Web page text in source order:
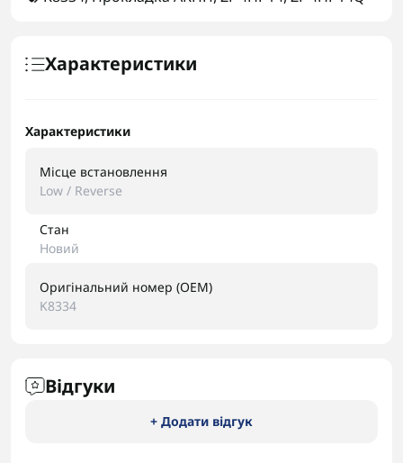
Характеристики
Характеристики
Місце встановлення
Low / Reverse
Стан
Новий
Оригінальний номер (OEM)
K8334
Відгуки
+ Додати відгук